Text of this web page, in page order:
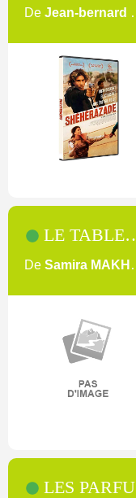
De Jean-bernard MARLIN
LE TABLEAU NOIR
De Samira MAKHMALBAF
LES PARFUMS